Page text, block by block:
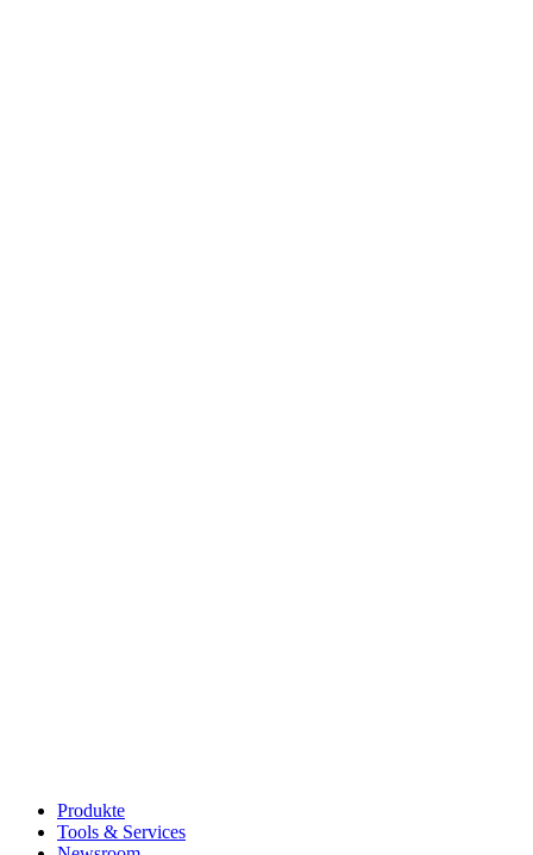
Produkte
Tools & Services